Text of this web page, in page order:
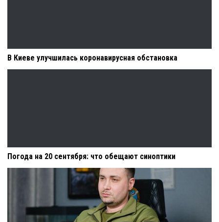
В Киеве улучшилась коронавирусная обстановка
Погода на 20 сентября: что обещают синоптики